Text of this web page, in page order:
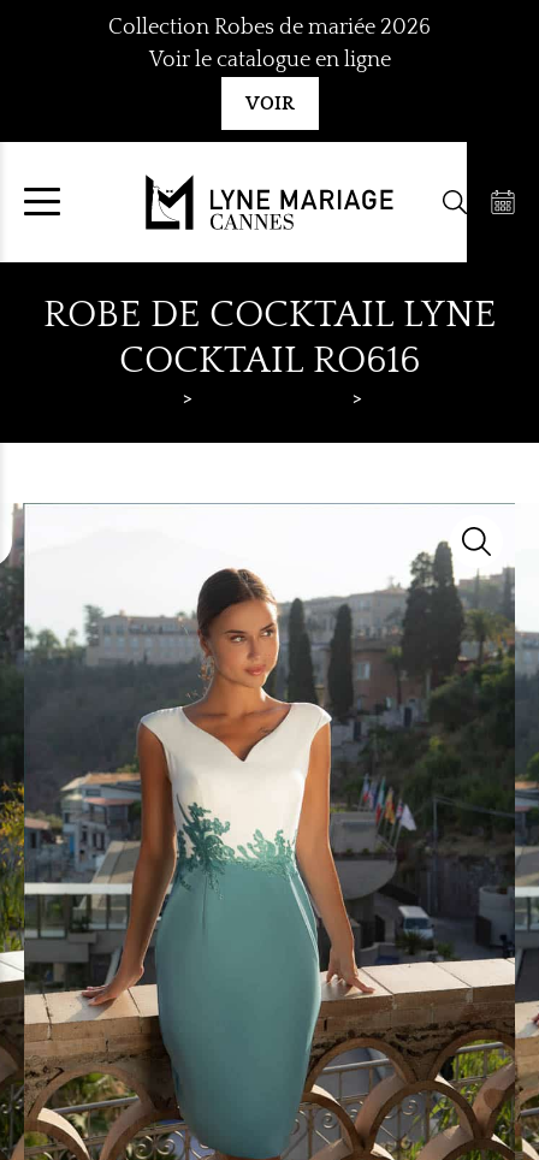
Collection Robes de mariée 2026
Voir le catalogue en ligne
VOIR
ROBE DE COCKTAIL LYNE
COCKTAIL RO616